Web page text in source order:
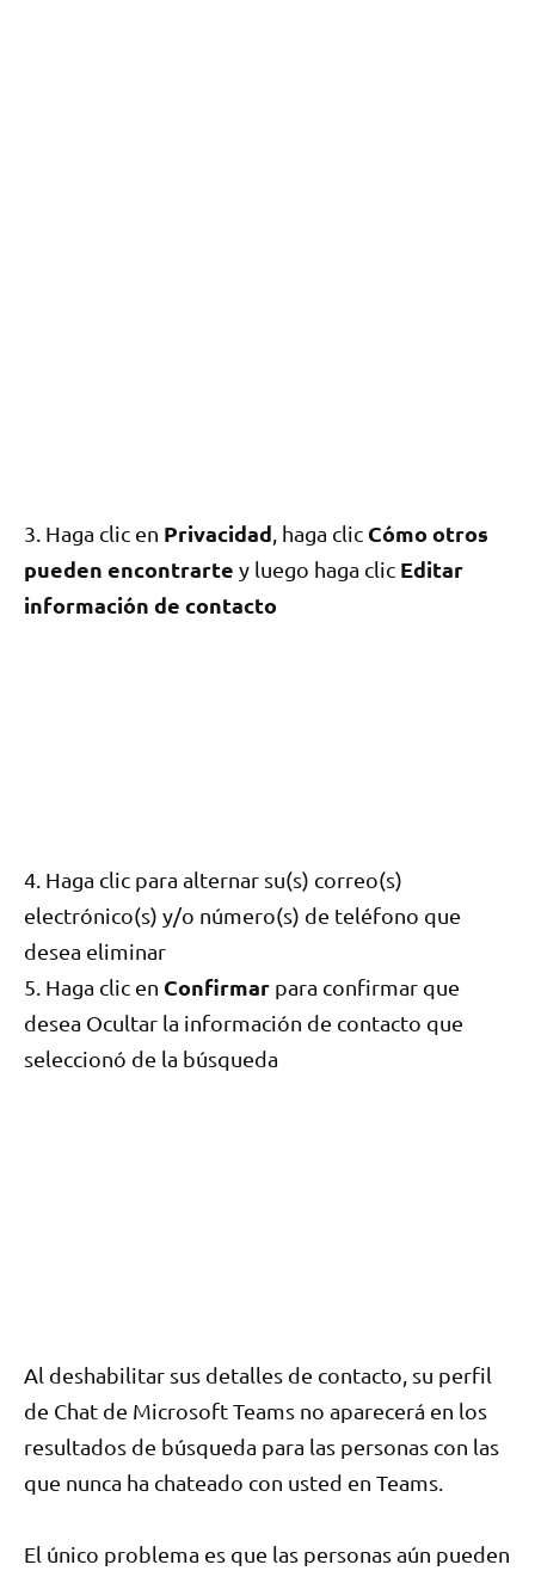
3. Haga clic en Privacidad , haga clic Cómo otros
pueden encontrarte y luego haga clic Editar
información de contacto
4. Haga clic para alternar su(s) correo(s)
electrónico(s) y/o número(s) de teléfono que
desea eliminar
5. Haga clic en Confirmar para confirmar que
desea Ocultar la información de contacto que
seleccionó de la búsqueda
Al deshabilitar sus detalles de contacto, su perfil
de Chat de Microsoft Teams no aparecerá en los
resultados de búsqueda para las personas con las
que nunca ha chateado con usted en Teams.
El único problema es que las personas aún pueden